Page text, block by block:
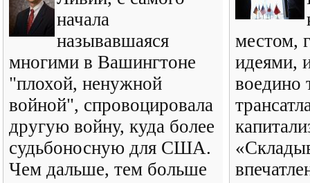
начала
называвшаяся
многими в Вашингтоне
"плохой, ненужной
войной", спровоцировала
другую войну, куда более
судьбоносную для США.
Чем дальше, тем больше
местом,
идеями,
воедино